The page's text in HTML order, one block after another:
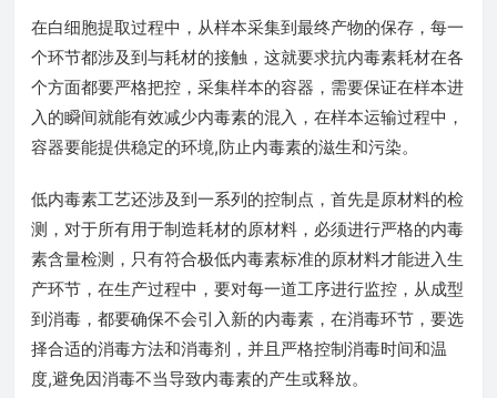
在白细胞提取过程中，从样本采集到最终产物的保存，每一
个环节都涉及到与耗材的接触，这就要求抗内毒素耗材在各
个方面都要严格把控，采集样本的容器，需要保证在样本进
入的瞬间就能有效减少内毒素的混入，在样本运输过程中，
容器要能提供稳定的环境,防止内毒素的滋生和污染。
低内毒素工艺还涉及到一系列的控制点，首先是原材料的检
测，对于所有用于制造耗材的原材料，必须进行严格的内毒
素含量检测，只有符合极低内毒素标准的原材料才能进入生
产环节，在生产过程中，要对每一道工序进行监控，从成型
到消毒，都要确保不会引入新的内毒素，在消毒环节，要选
择合适的消毒方法和消毒剂，并且严格控制消毒时间和温
度,避免因消毒不当导致内毒素的产生或释放。